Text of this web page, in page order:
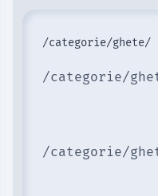
/categorie/
/categorie/